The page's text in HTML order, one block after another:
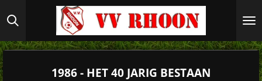
direct
de
1986 - HET 40 JARIG BESTAAN